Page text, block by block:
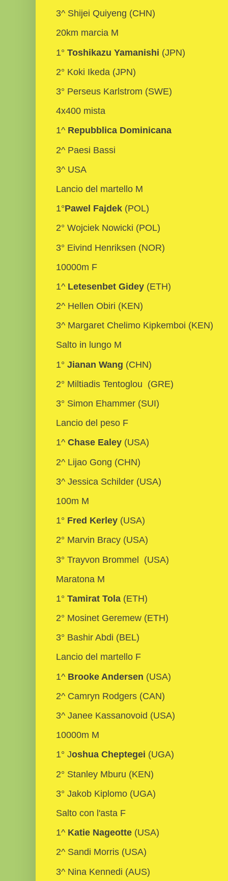
3^ Shijei Quiyeng (CHN)
20km marcia M
1° Toshikazu Yamanishi (JPN)
2° Koki Ikeda (JPN)
3° Perseus Karlstrom (SWE)
4x400 mista
1^ Repubblica Dominicana
2^ Paesi Bassi
3^ USA
Lancio del martello M
1°Pawel Fajdek (POL)
2° Wojciek Nowicki (POL)
3° Eivind Henriksen (NOR)
10000m F
1^ Letesenbet Gidey (ETH)
2^ Hellen Obiri (KEN)
3^ Margaret Chelimo Kipkemboi (KEN)
Salto in lungo M
1° Jianan Wang (CHN)
2° Miltiadis Tentoglou (GRE)
3° Simon Ehammer (SUI)
Lancio del peso F
1^ Chase Ealey (USA)
2^ Lijao Gong (CHN)
3^ Jessica Schilder (USA)
100m M
1° Fred Kerley (USA)
2° Marvin Bracy (USA)
3° Trayvon Brommel (USA)
Maratona M
1° Tamirat Tola (ETH)
2° Mosinet Geremew (ETH)
3° Bashir Abdi (BEL)
Lancio del martello F
1^ Brooke Andersen (USA)
2^ Camryn Rodgers (CAN)
3^ Janee Kassanovoid (USA)
10000m M
1° Joshua Cheptegei (UGA)
2° Stanley Mburu (KEN)
3° Jakob Kiplomo (UGA)
Salto con l'asta F
1^ Katie Nageotte (USA)
2^ Sandi Morris (USA)
3^ Nina Kennedi (AUS)